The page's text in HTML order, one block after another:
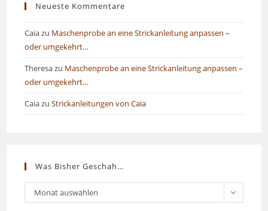
Neueste Kommentare
Caiazu Maschenprobe an eine Strickanleitung anpassen –
oder umgekehrt…
Theresazu Maschenprobe an eine Strickanleitung anpassen –
oder umgekehrt…
CaiazuStrickanleitungen von Caia
Was Bisher Geschah…
Was
bisher
Monat auswählen